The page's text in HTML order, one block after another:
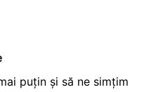
puțin și să ne simțim